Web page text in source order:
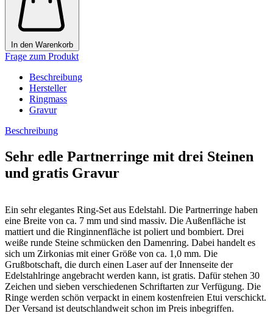
In den Warenkorb
Frage zum Produkt
Beschreibung
Hersteller
Ringmass
Gravur
Beschreibung
Sehr edle Partnerringe mit drei Steinen
und gratis Gravur
Ein sehr elegantes Ring-Set aus Edelstahl. Die Partnerringe haben
eine Breite von ca. 7 mm und sind massiv. Die Außenfläche ist
mattiert und die Ringinnenfläche ist poliert und bombiert. Drei
weiße runde Steine schmücken den Damenring. Dabei handelt es
sich um Zirkonias mit einer Größe von ca. 1,0 mm. Die
Grußbotschaft, die durch einen Laser auf der Innenseite der
Edelstahlringe angebracht werden kann, ist gratis. Dafür stehen 30
Zeichen und sieben verschiedenen Schriftarten zur Verfügung. Die
Ringe werden schön verpackt in einem kostenfreien Etui verschickt.
Der Versand ist deutschlandweit schon im Preis inbegriffen.